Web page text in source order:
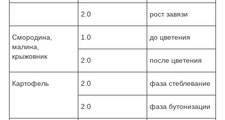
2.0 рост завязи
Смородина,
малина,
крыжовник
1.0 до цветения
2.0 после цветения
Картофель 2.0 фаза стеблевание
2.0 фаза бутонизации